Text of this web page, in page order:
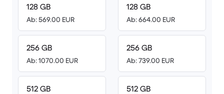
128 GB
Ab: 569.00 EUR
256 GB
Ab: 1070.00 EUR
512 GB
128 GB
Ab: 664.00 EUR
256 GB
Ab: 739.00 EUR
512 GB